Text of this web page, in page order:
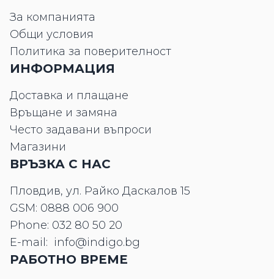
За компанията
Общи условия
Политика за поверителност
ИНФОРМАЦИЯ
Доставка и плащане
Връщане и замяна
Често задавани въпроси
Магазини
ВРЪЗКА С НАС
Пловдив, ул. Райко Даскалов 15
GSM: 0888 006 900
Phone: 032 80 50 20
E-mail: info@indigo.bg
РАБОТНО ВРЕМЕ